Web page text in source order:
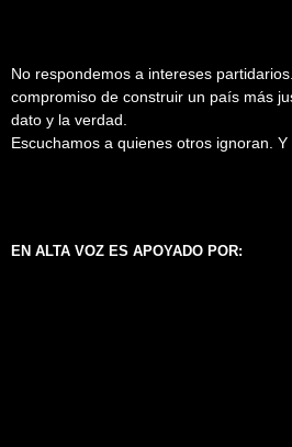
No respondemos a intereses
compromiso de construir un país más
dato y la verdad.
Escuchamos a quienes otros ignoran. Y
EN ALTA VOZ ES APOYADO POR: